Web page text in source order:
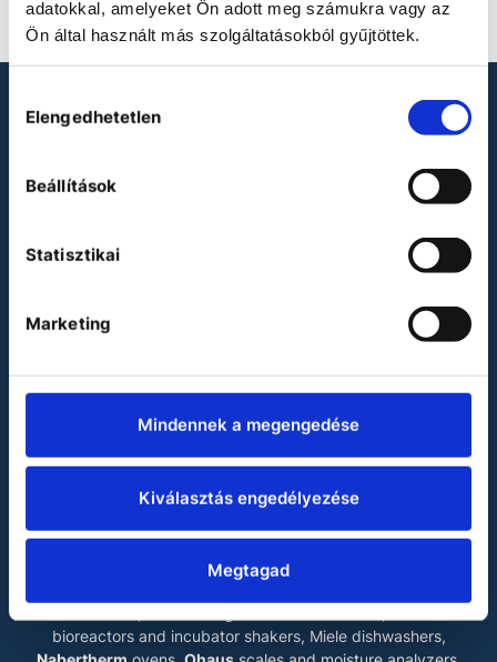
adatokkal, amelyeket Ön adott meg számukra vagy az
Ön által használt más szolgáltatásokból gyűjtöttek.
kiválasztása
Elengedhetetlen
Beállítások
Statisztikai
Marketing
Mindennek a megengedése
Kiválasztás engedélyezése
Megtagad
LOOKING FOR LABORATORY
LABOKRAFT MÉRNÖKIRODA KFT.
chambers, incubators, climate chambers, test chambers
and ultra low temperature freezers,Escolaminar flow
ultra low temperature freezers,Fedegariautoclaves and
Heidolphrotary evaporators, magnetic
bioreactors and incubator shakers, Miele dishwashers,